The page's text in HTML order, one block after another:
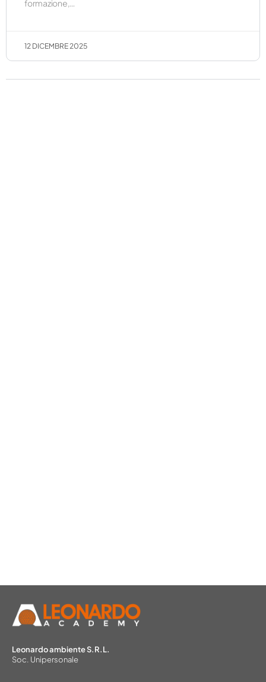
formazione,…
12 DICEMBRE 2025
Leonardo ambiente S.R.L.
Soc. Unipersonale